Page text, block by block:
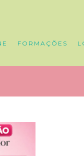
FORMAÇÕES